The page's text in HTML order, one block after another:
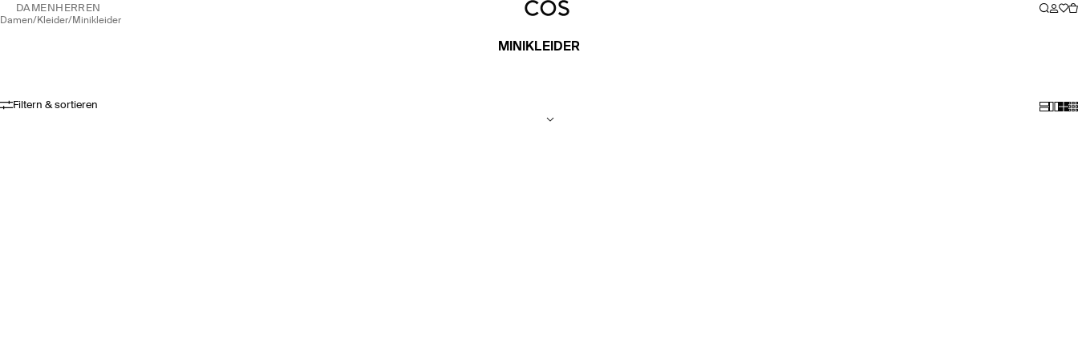
DAMEN HERREN
damen/ kleider/ minikleider
MINIKLEIDER
Filtern & sortieren